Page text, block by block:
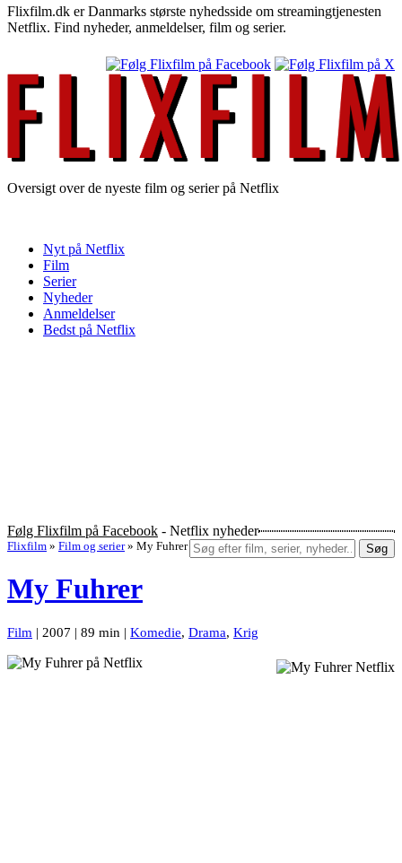
Flixfilm.dk er Danmarks største nyhedsside om streamingtjenesten
Netflix. Find nyheder, anmeldelser, film og serier.
Oversigt over de nyeste film og serier på Netflix
Nyt på Netflix
Film
Serier
Nyheder
Anmeldelser
Bedst på Netflix
Følg Flixfilm på Facebook - Netflix nyheder
Søg
Flixfilm » Film og serier » My Fuhrer
My Fuhrer
Film | 2007 | 89 min | Komedie, Drama, Krig